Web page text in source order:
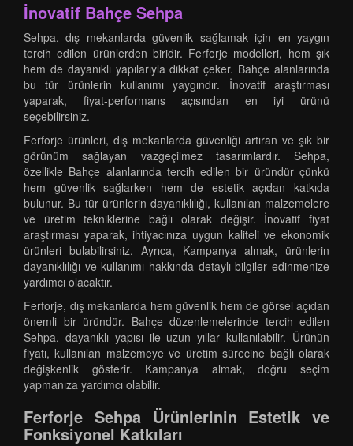
İnovatif Bahçe Sehpa
Sehpa, dış mekanlarda güvenlik sağlamak için en yaygın
tercih edilen ürünlerden biridir. Ferforje modelleri, hem şık
hem de dayanıklı yapılarıyla dikkat çeker. Bahçe alanlarında
bu tür ürünlerin kullanımı yaygındır. İnovatif araştırması
yaparak, fiyat-performans açısından en iyi ürünü
seçebilirsiniz.
Ferforje ürünleri, dış mekanlarda güvenliği artıran ve şık bir
görünüm sağlayan vazgeçilmez tasarımlardır. Sehpa,
özellikle Bahçe alanlarında tercih edilen bir üründür çünkü
hem güvenlik sağlarken hem de estetik açıdan katkıda
bulunur. Bu tür ürünlerin dayanıklılığı, kullanılan malzemelere
ve üretim tekniklerine bağlı olarak değişir. İnovatif fiyat
araştırması yaparak, ihtiyacınıza uygun kaliteli ve ekonomik
ürünleri bulabilirsiniz. Ayrıca, Kampanya almak, ürünlerin
dayanıklılığı ve kullanımı hakkında detaylı bilgiler edinmenize
yardımcı olacaktır.
Ferforje, dış mekanlarda hem güvenlik hem de görsel açıdan
önemli bir üründür. Bahçe düzenlemelerinde tercih edilen
Sehpa, dayanıklı yapısı ile uzun yıllar kullanılabilir. Ürünün
fiyatı, kullanılan malzemeye ve üretim sürecine bağlı olarak
değişkenlik gösterir. Kampanya almak, doğru seçim
yapmanıza yardımcı olabilir.
Ferforje Sehpa Ürünlerinin Estetik ve
Fonksiyonel Katkıları